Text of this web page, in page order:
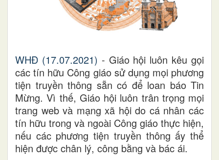
WHĐ (17.07.2021) - Giáo hội luôn kêu gọi
các tín hữu Công giáo sử dụng mọi phương
tiện truyền thông sẵn có để loan báo Tin
Mừng. Vì thế, Giáo hội luôn trân trọng mọi
trang web và mạng xã hội do cá nhân các
tín hữu trong và ngoài Công giáo thực hiện,
nếu các phương tiện truyền thông ấy thể
hiện được chân lý, công bằng và bác ái.